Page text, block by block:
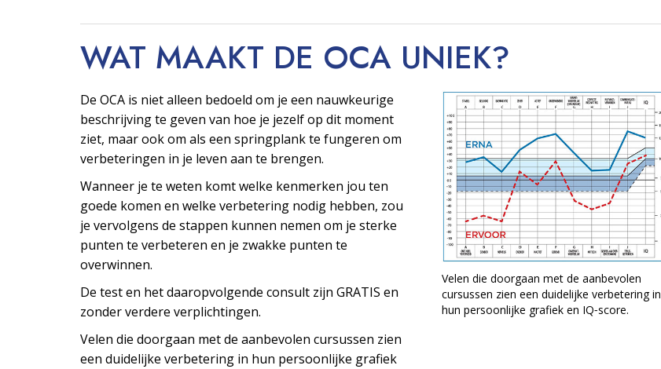
WAT MAAKT DE OCA UNIEK?
De OCA is niet alleen bedoeld om je een nauwkeurige
beschrijving te geven van hoe je jezelf op dit moment
ziet, maar ook om als een springplank te fungeren om
verbeteringen in je leven aan te brengen.
Wanneer je te weten komt welke kenmerken jou ten
goede komen en welke verbetering nodig hebben, zou
je vervolgens de stappen kunnen nemen om je sterke
punten te verbeteren en je zwakke punten te
overwinnen.
De test en het daaropvolgende consult zijn GRATIS en
zonder verdere verplichtingen.
Velen die doorgaan met de aanbevolen cursussen zien
een duidelijke verbetering in hun persoonlijke grafiek
Velen die doorgaan met de aanbevolen
cursussen zien een duidelijke verbetering in
hun persoonlijke grafiek en IQ‑score.